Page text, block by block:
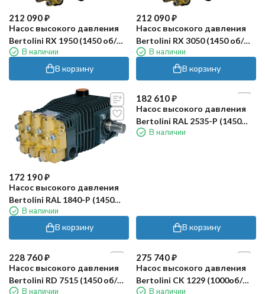
212 090₽
Насос высокого давления
Bertolini RX 1950 (1450 об/
мин)В наличии
В корзину
212 090₽
Насос высокого давления
Bertolini RX 3050 (1450 об/
мин)В наличии
В корзину
172 190₽
Насос высокого давления
Bertolini RAL 1840-P (1450
об/мин)
В наличии
В корзину В корзину
228 760₽
Насос высокого давления
Bertolini RD 7515 (1450 об/
В наличии
275 740₽
Насос высокого давления
Bertolini CK 1229 (1000об/
В наличии